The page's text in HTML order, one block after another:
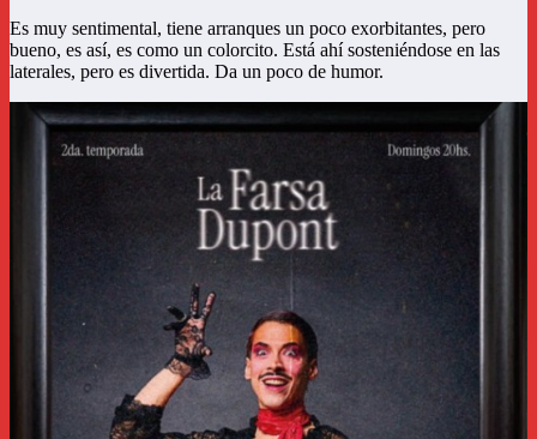
Es muy sentimental, tiene arranques un poco exorbitantes, pero
bueno, es así, es como un colorcito. Está ahí sosteniéndose en las
laterales, pero es divertida. Da un poco de humor.